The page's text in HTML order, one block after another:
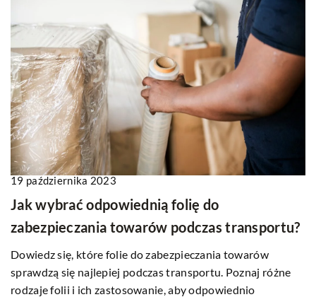
19 października 2023
Jak wybrać odpowiednią folię do
zabezpieczania towarów podczas transportu?
Dowiedz się, które folie do zabezpieczania towarów
sprawdzą się najlepiej podczas transportu. Poznaj różne
rodzaje folii i ich zastosowanie, aby odpowiednio